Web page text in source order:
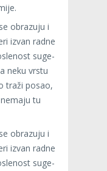
obra­zuju i
izvan radne
suge­
neku vrstu
traži posao,
tu
obra­zuju i
izvan radne
suge­